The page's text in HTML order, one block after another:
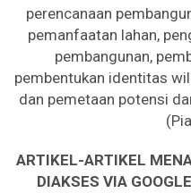
perencanaan
pemanfaatan lahan,
pembangunan,
pembentukan identitas
dan pemetaan potensi
ARTIKEL-ARTIKEL
DIAKSES VIA